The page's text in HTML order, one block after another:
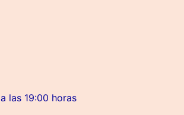
a las 19:00 horas